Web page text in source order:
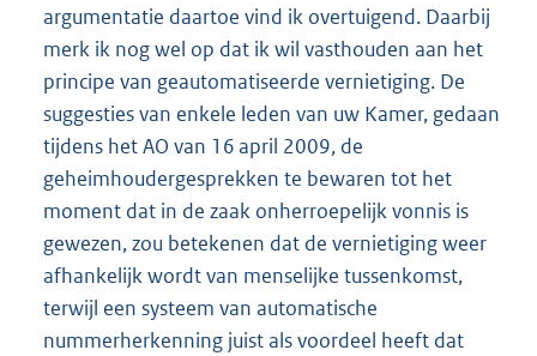
argumentatie daartoe vind ik overtuigend. Daarbij
merk ik nog wel op dat ik wil vasthouden aan het
principe van geautomatiseerde vernietiging. De
suggesties van enkele leden van uw Kamer, gedaan
tijdens het AO van 16 april 2009, de
geheimhoudergesprekken te bewaren tot het
moment dat in de zaak onherroepelijk vonnis is
gewezen, zou betekenen dat de vernietiging weer
afhankelijk wordt van menselijke tussenkomst,
terwijl een systeem van automatische
nummerherkenning juist als voordeel heeft dat